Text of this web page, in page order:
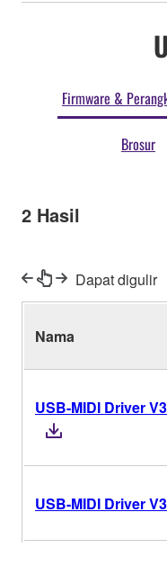
Firmware &
Brosur
2 Hasil
Dapat digulir
Nama
USB-MIDI Driver
USB-MIDI Driver